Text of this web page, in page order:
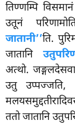
तिण्णम्पि
उतूनं
जातानी’’ति.
जातानि
अत्थो.
उतु उप्पज्जति,
ततो जातानि